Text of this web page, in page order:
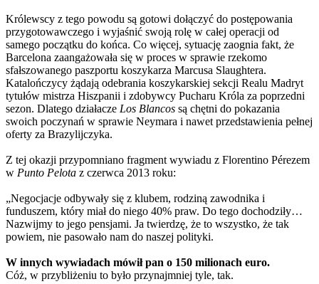
Królewscy z tego powodu są gotowi dołączyć do postępowania
przygotowawczego i wyjaśnić swoją rolę w całej operacji od
samego początku do końca. Co więcej, sytuację zaognia fakt, że
Barcelona zaangażowała się w proces w sprawie rzekomo
sfałszowanego paszportu koszykarza Marcusa Slaughtera.
Katalończycy żądają odebrania koszykarskiej sekcji Realu Madryt
tytułów mistrza Hiszpanii i zdobywcy Pucharu Króla za poprzedni
sezon. Dlatego działacze Los Blancos są chętni do pokazania
swoich poczynań w sprawie Neymara i nawet przedstawienia pełnej
oferty za Brazylijczyka.
Z tej okazji przypomniano fragment wywiadu z Florentino Pérezem
w Punto Pelota z czerwca 2013 roku:
„Negocjacje odbywały się z klubem, rodziną zawodnika i
funduszem, który miał do niego 40% praw. Do tego dochodziły…
Nazwijmy to jego pensjami. Ja twierdzę, że to wszystko, że tak
powiem, nie pasowało nam do naszej polityki.
W innych wywiadach mówił pan o 150 milionach euro.
Cóż, w przybliżeniu to było przynajmniej tyle, tak.